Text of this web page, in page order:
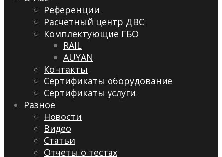
Референции
Расчетный центр ДВС
Комплектующие ГБО
RAIL
AUYAN
Контакты
Сертификаты оборудование
Сертификаты услуги
Разное
Новости
Видео
Cтатьи
Отчеты о тестах